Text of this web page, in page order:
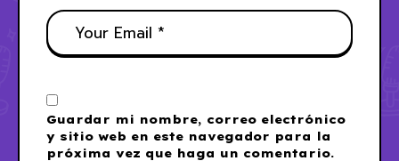
Guardar mi nombre, correo electrónico
y sitio web en este navegador para la
próxima vez que haga un comentario.